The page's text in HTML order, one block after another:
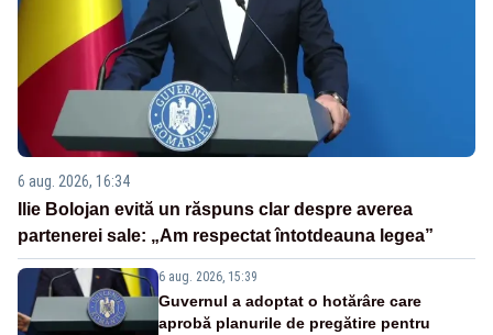
6 aug. 2026, 16:34
Ilie Bolojan evită un răspuns clar despre averea
partenerei sale: „Am respectat întotdeauna legea”
6 aug. 2026, 15:39
Guvernul a adoptat o hotărâre care
aprobă planurile de pregătire pentru